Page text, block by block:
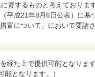
資するものと考えております
平成21年8月6日公表）に基
置について」において要請
経た上で提供可能となります
能となります。）